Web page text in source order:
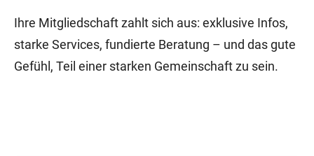
Ihre Mitgliedschaft zahlt sich aus: exklusive Infos,
starke Services, fundierte Beratung – und das gute
Gefühl, Teil einer starken Gemeinschaft zu sein.